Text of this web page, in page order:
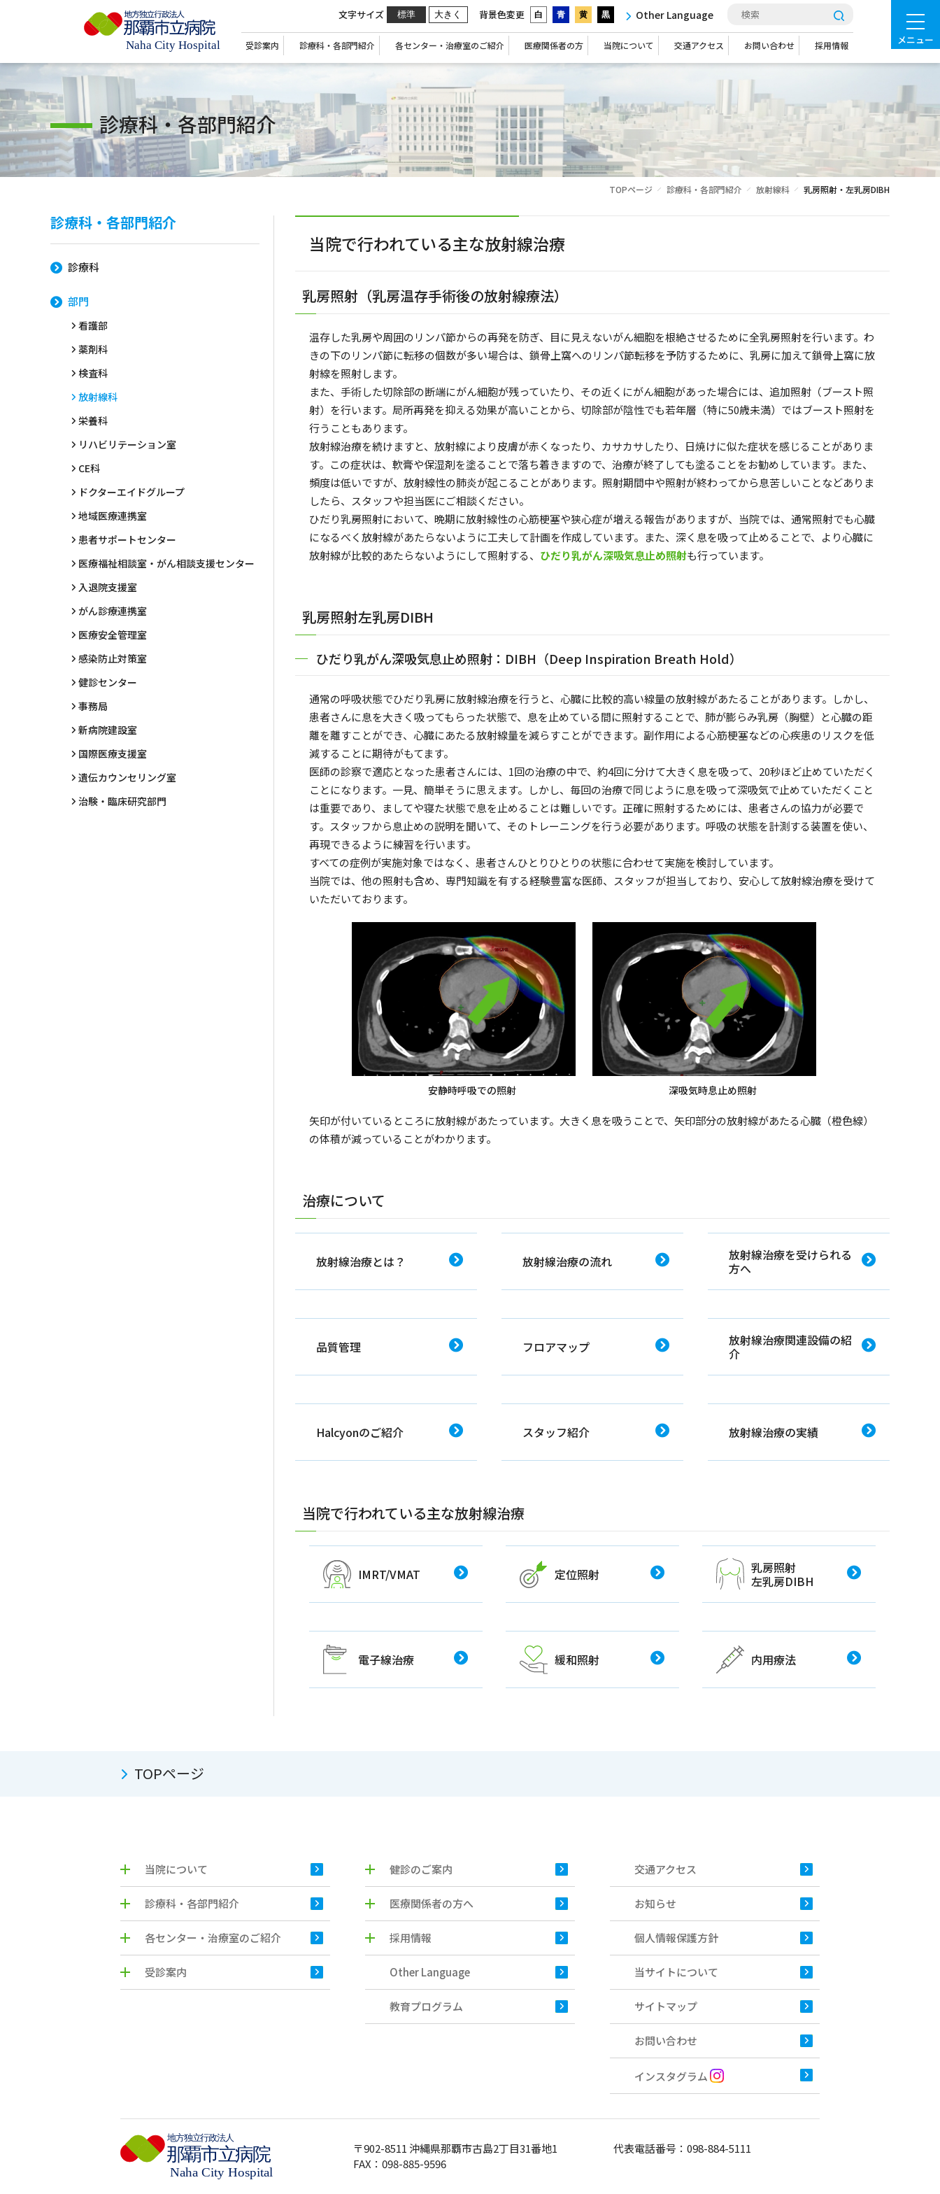
メニュー
文字サイズ 標準 大きく 背景色変更 白 青 黄 黒 Other Language
受診案内 診療科・各部門紹介 各センター・治療室のご紹介 医療関係者の方 当院について 交通アクセス お問い合わせ 採用情報
診療科・各部門紹介
TOPページ 診療科・各部門紹介 放射線科 乳房照射・左乳房DIBH
当院で行われている主な放射線治療
乳房照射（乳房温存手術後の放射線療法）
温存した乳房や周囲のリンパ節からの再発を防ぎ、目に見えないがん細胞を根絶させるために全乳房照射を行います。わ
きの下のリンパ節に転移の個数が多い場合は、鎖骨上窩へのリンパ節転移を予防するために、乳房に加えて鎖骨上窩に放
射線を照射します。
また、手術した切除部の断端にがん細胞が残っていたり、その近くにがん細胞があった場合には、追加照射（ブースト照
射）を行います。局所再発を抑える効果が高いことから、切除部が陰性でも若年層（特に50歳未満）ではブースト照射を
行うこともあります。
放射線治療を続けますと、放射線により皮膚が赤くなったり、カサカサしたり、日焼けに似た症状を感じることがありま
す。この症状は、軟膏や保湿剤を塗ることで落ち着きますので、治療が終了しても塗ることをお勧めしています。また、
頻度は低いですが、放射線性の肺炎が起こることがあります。照射期間中や照射が終わってから息苦しいことなどありま
したら、スタッフや担当医にご相談ください。
ひだり乳房照射において、晩期に放射線性の心筋梗塞や狭心症が増える報告がありますが、当院では、通常照射でも心臓
になるべく放射線があたらないように工夫して計画を作成しています。また、深く息を吸って止めることで、より心臓に
放射線が比較的あたらないようにして照射する、 ひだり乳がん深吸気息止め照射も行っています。
乳房照射左乳房DIBH
ひだり乳がん深吸気息止め照射：DIBH（Deep Inspiration Breath Hold）
通常の呼吸状態でひだり乳房に放射線治療を行うと、心臓に比較的高い線量の放射線があたることがあります。しかし、
患者さんに息を大きく吸ってもらった状態で、息を止めている間に照射することで、肺が膨らみ乳房（胸壁）と心臓の距
離を離すことができ、心臓にあたる放射線量を減らすことができます。副作用による心筋梗塞などの心疾患のリスクを低
減することに期待がもてます。
医師の診察で適応となった患者さんには、1回の治療の中で、約4回に分けて大きく息を吸って、20秒ほど止めていただく
ことになります。一見、簡単そうに思えます。しかし、毎回の治療で同じように息を吸って深吸気で止めていただくこと
は重要であり、ましてや寝た状態で息を止めることは難しいです。正確に照射するためには、患者さんの協力が必要で
す。スタッフから息止めの説明を聞いて、そのトレーニングを行う必要があります。呼吸の状態を計測する装置を使い、
再現できるように練習を行います。
すべての症例が実施対象ではなく、患者さんひとりひとりの状態に合わせて実施を検討しています。
当院では、他の照射も含め、専門知識を有する経験豊富な医師、スタッフが担当しており、安心して放射線治療を受けて
いただいております。
安静時呼吸での照射 深吸気時息止め照射
矢印が付いているところに放射線があたっています。大きく息を吸うことで、矢印部分の放射線があたる心臓（橙色線）
の体積が減っていることがわかります。
治療について
放射線治療とは？ 放射線治療の流れ
放射線治療を受けられる
方へ
品質管理 フロアマップ
放射線治療関連設備の紹
介
Halcyonのご紹介 スタッフ紹介 放射線治療の実績
当院で行われている主な放射線治療
IMRT/VMAT 定位照射
乳房照射
左乳房DIBH
電子線治療 緩和照射 内用療法
診療科・各部門紹介
診療科
部門
看護部
薬剤科
検査科
放射線科
栄養科
リハビリテーション室
CE科
ドクターエイドグループ
地域医療連携室
患者サポートセンター
医療福祉相談室・がん相談支援センター
入退院支援室
がん診療連携室
医療安全管理室
感染防止対策室
健診センター
事務局
新病院建設室
国際医療支援室
遺伝カウンセリング室
治験・臨床研究部門
TOPページ
当院について
診療科・各部門紹介
各センター・治療室のご紹介
受診案内
健診のご案内
医療関係者の方へ
採用情報
Other Language
教育プログラム
交通アクセス
お知らせ
個人情報保護方針
当サイトについて
サイトマップ
お問い合わせ
インスタグラム
〒902-8511 沖縄県那覇市古島2丁目31番地1
FAX：098-885-9596
代表電話番号： 098-884-5111